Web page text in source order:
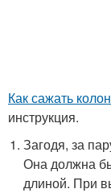
Как сажать
инструкция.
Загодя, за
Она должна
длиной. При